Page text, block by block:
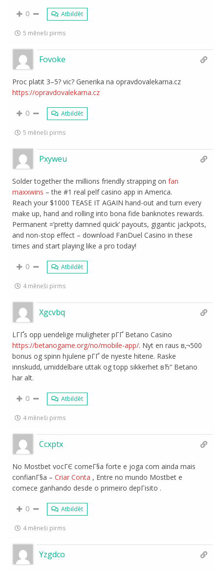
0 Atbildēt
5 mēneši pirms
Fovoke
Proc platit 3–5? vic? Generika na opravdovalekarna.cz
https://opravdovalekarna.cz
0 Atbildēt
5 mēneši pirms
Pxyweu
Solder together the millions friendly strapping onfan
maxxwins – the #1 real pelf casino app in America.
Reach your $1000 TEASE IT AGAIN hand-out and turn every
make up, hand and rolling into bona fide banknotes rewards.
Permanent =’pretty damned quick’ payouts, gigantic jackpots,
and non-stop effect – download FanDuel Casino in these
times and start playing like a pro today!
0 Atbildēt
4 mēneši pirms
Xgcvbq
LГҐs opp uendelige muligheter pГҐ Betano Casino
https://betanogame.org/no/mobile-app/. Nyt en raus в‚¬500
bonus og spinn hjulene pГҐ de nyeste hitene. Raske
innskudd, umiddelbare uttak og topp sikkerhet вЂ“ Betano
har alt.
0 Atbildēt
4 mēneši pirms
Ccxptx
No Mostbet vocГЄ comeГ§a forte e joga com ainda mais
confianГ§a –Criar Conta , Entre no mundo Mostbet e
comece ganhando desde o primeiro depГіsito .
0 Atbildēt
4 mēneši pirms
Yzgdco